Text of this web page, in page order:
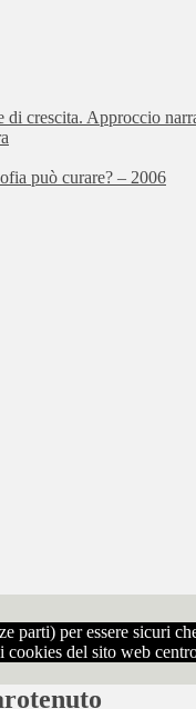
di crescita. Approccio
può curare? – 2006
per essere sicuri
del sito web